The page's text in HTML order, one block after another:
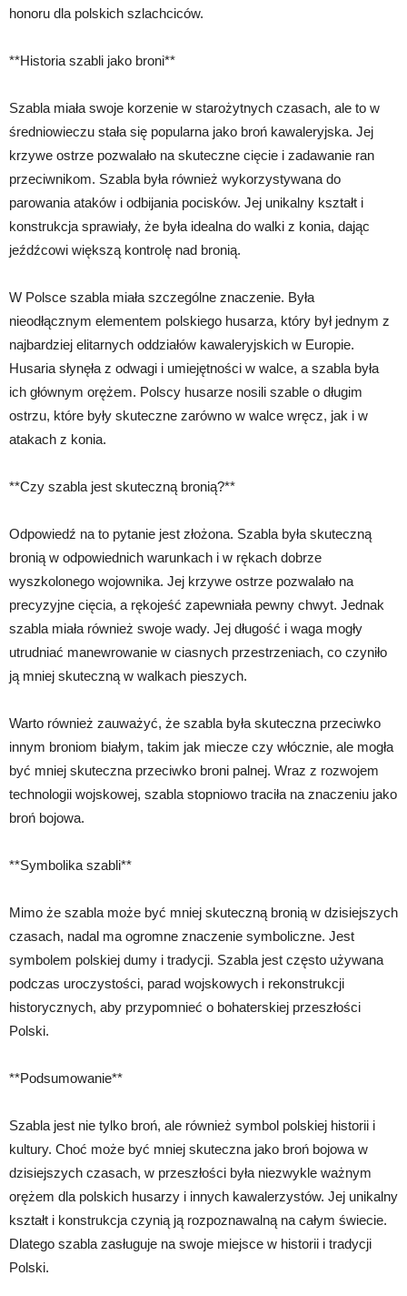
honoru dla polskich szlachciców.
**Historia szabli jako broni**
Szabla miała swoje korzenie w starożytnych czasach, ale to w
średniowieczu stała się popularna jako broń kawaleryjska. Jej
krzywe ostrze pozwalało na skuteczne cięcie i zadawanie ran
przeciwnikom. Szabla była również wykorzystywana do
parowania ataków i odbijania pocisków. Jej unikalny kształt i
konstrukcja sprawiały, że była idealna do walki z konia, dając
jeźdźcowi większą kontrolę nad bronią.
W Polsce szabla miała szczególne znaczenie. Była
nieodłącznym elementem polskiego husarza, który był jednym z
najbardziej elitarnych oddziałów kawaleryjskich w Europie.
Husaria słynęła z odwagi i umiejętności w walce, a szabla była
ich głównym orężem. Polscy husarze nosili szable o długim
ostrzu, które były skuteczne zarówno w walce wręcz, jak i w
atakach z konia.
**Czy szabla jest skuteczną bronią?**
Odpowiedź na to pytanie jest złożona. Szabla była skuteczną
bronią w odpowiednich warunkach i w rękach dobrze
wyszkolonego wojownika. Jej krzywe ostrze pozwalało na
precyzyjne cięcia, a rękojeść zapewniała pewny chwyt. Jednak
szabla miała również swoje wady. Jej długość i waga mogły
utrudniać manewrowanie w ciasnych przestrzeniach, co czyniło
ją mniej skuteczną w walkach pieszych.
Warto również zauważyć, że szabla była skuteczna przeciwko
innym broniom białym, takim jak miecze czy włócznie, ale mogła
być mniej skuteczna przeciwko broni palnej. Wraz z rozwojem
technologii wojskowej, szabla stopniowo traciła na znaczeniu jako
broń bojowa.
**Symbolika szabli**
Mimo że szabla może być mniej skuteczną bronią w dzisiejszych
czasach, nadal ma ogromne znaczenie symboliczne. Jest
symbolem polskiej dumy i tradycji. Szabla jest często używana
podczas uroczystości, parad wojskowych i rekonstrukcji
historycznych, aby przypomnieć o bohaterskiej przeszłości
Polski.
**Podsumowanie**
Szabla jest nie tylko broń, ale również symbol polskiej historii i
kultury. Choć może być mniej skuteczna jako broń bojowa w
dzisiejszych czasach, w przeszłości była niezwykle ważnym
orężem dla polskich husarzy i innych kawalerzystów. Jej unikalny
kształt i konstrukcja czynią ją rozpoznawalną na całym świecie.
Dlatego szabla zasługuje na swoje miejsce w historii i tradycji
Polski.